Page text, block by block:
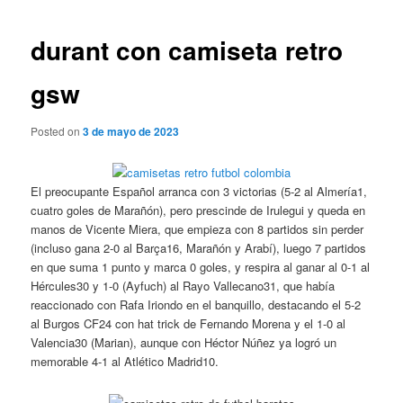
durant con camiseta retro
gsw
Posted on3 de mayo de 2023
El preocupante Español arranca con 3 victorias (5-2 al Almería1,
cuatro goles de Marañón), pero prescinde de Irulegui y queda en
manos de Vicente Miera, que empieza con 8 partidos sin perder
(incluso gana 2-0 al Barça16, Marañón y Arabí), luego 7 partidos
en que suma 1 punto y marca 0 goles, y respira al ganar al 0-1 al
Hércules30 y 1-0 (Ayfuch) al Rayo Vallecano31, que había
reaccionado con Rafa Iriondo en el banquillo, destacando el 5-2
al Burgos CF24 con hat trick de Fernando Morena y el 1-0 al
Valencia30 (Marian), aunque con Héctor Núñez ya logró un
memorable 4-1 al Atlético Madrid10.